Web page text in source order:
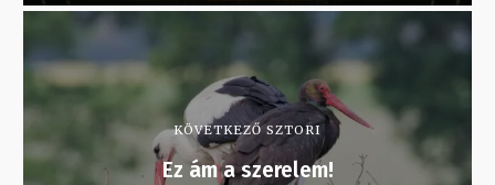
KÖVETKEZŐ SZTORI
Ez ám a szerelem!